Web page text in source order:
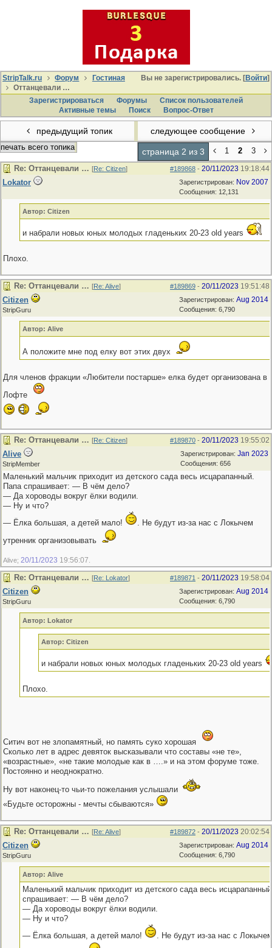
Вы не зарегистрировались. [Войти]
StripTalk.ru Форум
Гостиная
Оттанцевали …
Зарегистрироваться
Форумы
Список пользователей
Активные темы
Поиcк Вопрос-Ответ
предыдущий топик следующее сообщение
печать всего топика страница 2 из 3 1 2 3
#189868 - 20/11/2023 19:18:44
Re: Оттанцевали … [Re: Citizen]
Зарегистрирован: Nov 2007
Сообщения: 12,131
Lokator
Автор: Citizen
и набрали новых юных молодых гладеньких 20-23 old years
Плохо.
#189869 - 20/11/2023 19:51:48
Re: Оттанцевали … [Re: Alive]
Зарегистрирован: Aug 2014
Сообщения: 6,790
Citizen
StripGuru
Автор: Alive
А положите мне под елку вот этих двух
Для членов фракции «Любители постарше» елка будет организована в
Лофте
#189870 - 20/11/2023 19:55:02
Re: Оттанцевали … [Re: Citizen]
Зарегистрирован: Jan 2023
Сообщения: 656
Alive
StripMember
Маленький мальчик приходит из детского сада весь исцарапанный.
Папа спрашивает: — В чём дело?
— Да хороводы вокруг ёлки водили.
— Ну и что?
— Ёлка большая, а детей мало!
. Не будут из-за нас с Локычем
утренник организовывать
Alive; 20/11/2023 19:56:07
#189871 - 20/11/2023 19:58:04
Re: Оттанцевали … [Re: Lokator]
Зарегистрирован: Aug 2014
Сообщения: 6,790
Citizen
StripGuru
Автор: Lokator
Автор: Citizen
и набрали новых юных молодых гладеньких 20-23 old years
Плохо.
Ситич вот не злопамятный, но память суко хорошая
Сколько лет в адрес девяток высказывали что составы «не те»,
«возрастные», «не такие молодые как в ….» и на этом форуме тоже.
Постоянно и неоднократно.
Ну вот наконец-то чьи-то пожелания услышали
«Будьте осторожны - мечты сбываются»
#189872 - 20/11/2023 20:02:54
Re: Оттанцевали … [Re: Alive]
Зарегистрирован: Aug 2014
Сообщения: 6,790
Citizen
StripGuru
Автор: Alive
Маленький мальчик приходит из детского сада весь
спрашивает: — В чём дело?
— Да хороводы вокруг ёлки водили.
— Ну и что?
— Ёлка большая, а детей мало!
. Не будут из-за нас с